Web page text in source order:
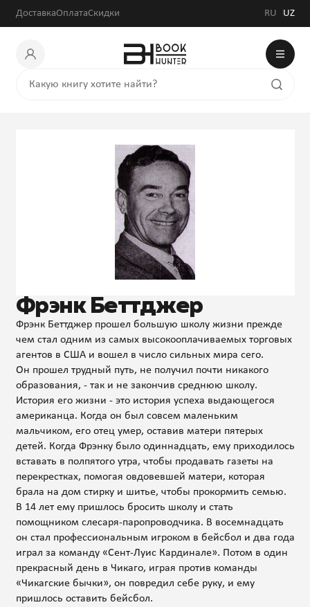
ДоставкаОплатаСкидки RU UZ
Фрэнк Беттджер
Фрэнк Беттджер прошел большую школу жизни прежде
чем стал одним из самых высокооплачиваемых торговых
агентов в США и вошел в число сильных мира сего.
Он прошел трудный путь, не получил почти никакого
образования, - так и не закончив среднюю школу.
История его жизни - это история успеха выдающегося
американца. Когда он был совсем маленьким
мальчиком, его отец умер, оставив матери пятерых
детей. Когда Фрэнку было одиннадцать, ему приходилось
вставать в полпятого утра, чтобы продавать газеты на
перекрестках, помогая овдовевшей матери, которая
брала на дом стирку и шитье, чтобы прокормить семью.
В 14 лет ему пришлось бросить школу и стать
помощником слесаря-паропроводчика. В восемнадцать
он стал профессиональным игроком в бейсбол и два года
играл за команду «Сент-Луис Кардинале». Потом в один
прекрасный день в Чикаго, играя против команды
«Чикагские бычки», он повредил себе руку, и ему
пришлось оставить бейсбол.